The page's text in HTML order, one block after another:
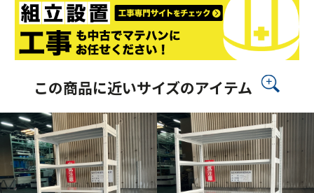
この商品に近いサイズのアイテム